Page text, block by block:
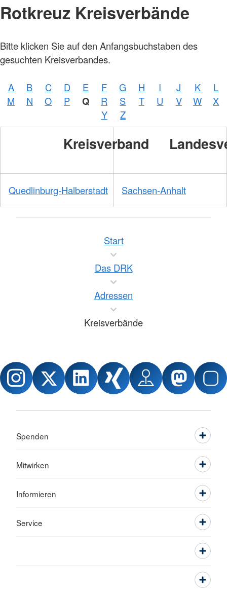
Rotkreuz Kreisverbände
Bitte klicken Sie auf den Anfangsbuchstaben des
gesuchten Kreisverbandes.
A B C D E F G H I J K
L
M
N O P Q R S T U V W
X
Y
Z
Kreisverband
Quedlinburg-Halberstadt Sachsen-Anhalt
Foto:
Zelck /
GmbH
Start
Das DRK
Adressen
Kreisverbände
Spenden
Mitwirken
Informieren
Service